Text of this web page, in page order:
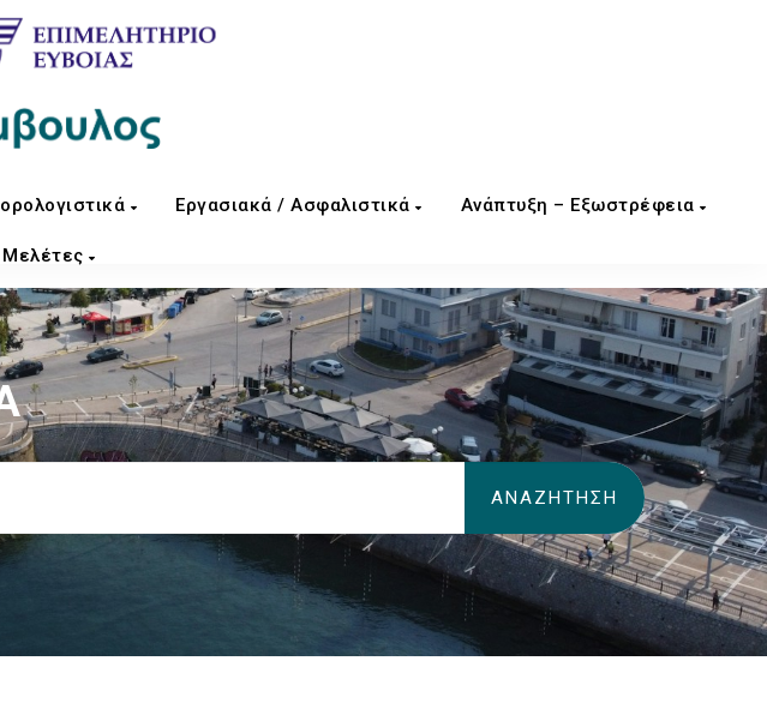
Εργασιακά / Ασφαλιστικά Ανάπτυξη – Εξωστρέφεια
Μελέτες